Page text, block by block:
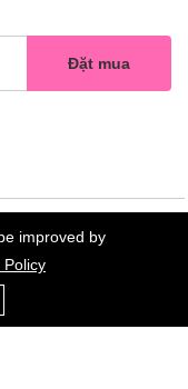
Đặt mua
sách
thích
improved by
Policy